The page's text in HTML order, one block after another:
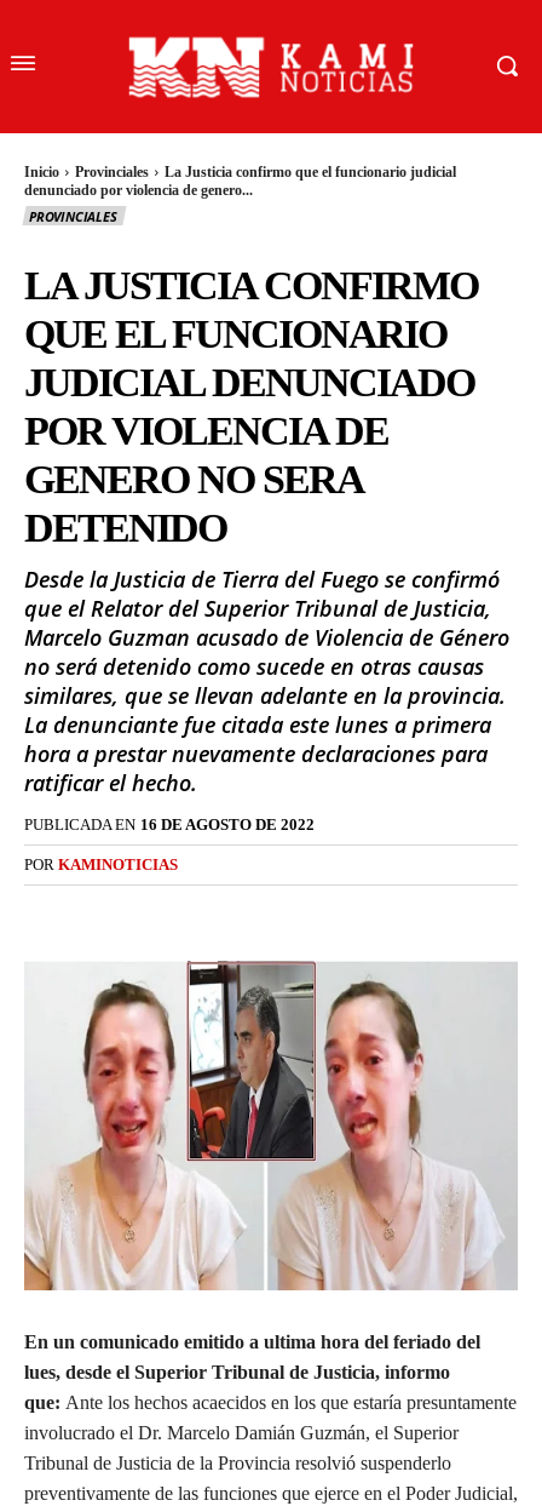
Inicio Provinciales
La Justicia confirmo que el funcionario judicial
denunciado por violencia de genero...
PROVINCIALES
LA JUSTICIA CONFIRMO
QUE EL FUNCIONARIO
JUDICIAL DENUNCIADO
POR VIOLENCIA DE
GENERO NO SERA
DETENIDO
Desde la Justicia de Tierra del Fuego se confirmó
que el Relator del Superior Tribunal de Justicia,
Marcelo Guzman acusado de Violencia de Género
no será detenido como sucede en otras causas
similares, que se llevan adelante en la provincia.
La denunciante fue citada este lunes a primera
hora a prestar nuevamente declaraciones para
ratificar el hecho.
PUBLICADA EN 16 DE AGOSTO DE 2022
POR KAMINOTICIAS
En un comunicado emitido a ultima hora del feriado del
lues, desde el Superior Tribunal de Justicia, informo
que: Ante los hechos acaecidos en los que estaría presuntamente
involucrado el Dr. Marcelo Damián Guzmán, el Superior
Tribunal de Justicia de la Provincia resolvió suspenderlo
preventivamente de las funciones que ejerce en el Poder Judicial,